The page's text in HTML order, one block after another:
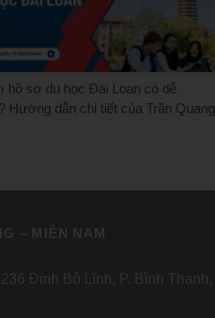
hồ sơ du học Đài Loan có dễ
Hướng dẫn chi tiết của Trần Quang
– MIỀN NAM
236 Đinh Bộ Lĩnh, P. Bình Thạnh,